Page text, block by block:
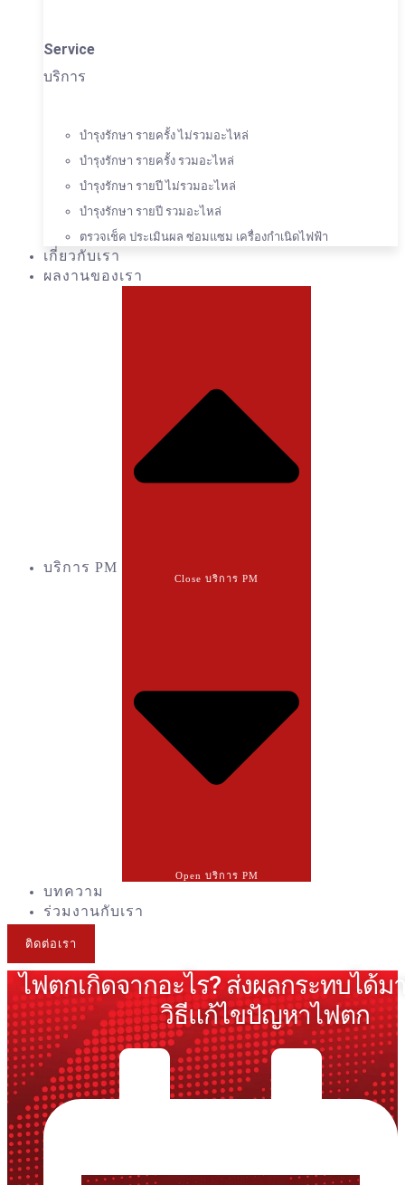
Service
บริการ
บำรุงรักษา รายครั้ง ไม่รวมอะไหล่
บำรุงรักษา รายครั้ง รวมอะไหล่
บำรุงรักษา รายปี ไม่รวมอะไหล่
บำรุงรักษา รายปี รวมอะไหล่
ตรวจเช็ค ประเมินผล ซ่อมแซม เครื่องกำเนิดไฟฟ้า
เกี่ยวกับเรา
ผลงานของเรา
บริการ PM
Close บริการ PM
Open บริการ PM
บทความ
ร่วมงานกับเรา
ติดต่อเรา
ไฟตกเกิดจากอะไร? ส่งผลกระทบได้ม
วิธีแก้ไขปัญหาไฟตก